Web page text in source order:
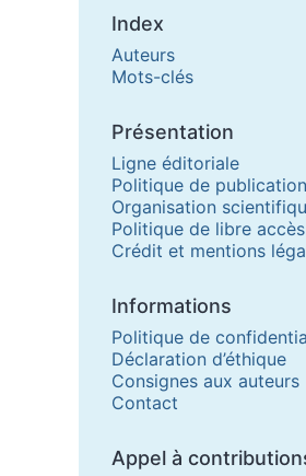
Index
Auteurs
Mots-clés
Présentation
Ligne éditoriale
Politique de publication
Organisation
Politique de libre accès
Crédit et mentions
Informations
Politique de
Déclaration d’éthique
Consignes aux auteurs
Contact
Appel à